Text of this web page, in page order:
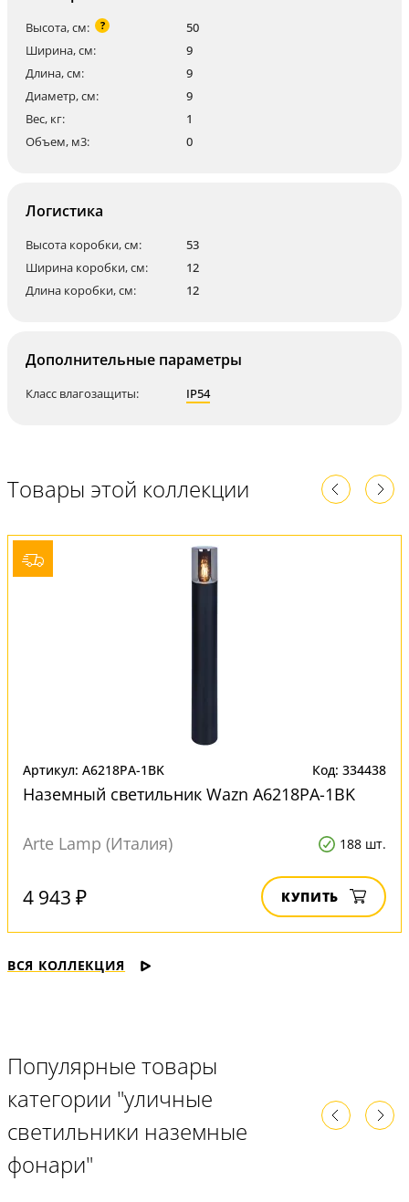
Высота, см: ?
50
Ширина, см:
9
Длина, см:
9
Диаметр, см:
9
Вес, кг:
1
Объем, м3:
0
Логистика
Высота коробки, см:
53
Ширина коробки, см:
12
Длина коробки, см:
12
Дополнительные параметры
Класс влагозащиты: IP54
Товары этой коллекции
Артикул: A6218PA-1BK Код: 334438
Наземный светильник Wazn A6218PA-1BK
Arte Lamp (Италия) 188 шт.
4 943 ₽ КУПИТЬ
ВСЯ КОЛЛЕКЦИЯ
Популярные товары
категории "уличные
светильники наземные
фонари"